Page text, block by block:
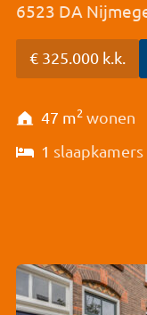
6523 DA
€ 325.000 k.k.
47 m2 wonen
1 slaapkamers